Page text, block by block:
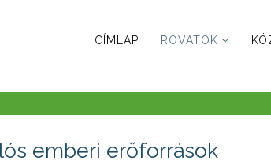
CÍMLAP ROVATOK
emberi erőforrások